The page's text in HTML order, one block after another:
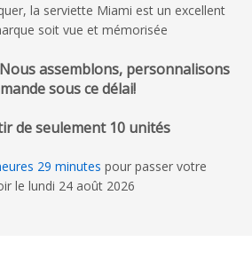
la serviette Miami est un excellent
soit vue et mémorisée
assemblons, personnalisons
sous ce délai!
de seulement 10 unités
29 minutes pour passer votre
le lundi 24 août 2026